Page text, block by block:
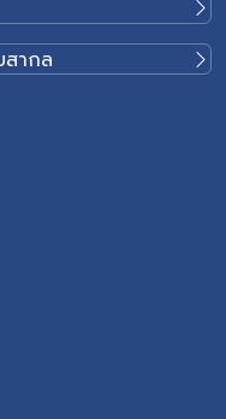
รกซ้อนหลังผ่าตัด ส่งผล
ารปลูกถ่ายไตแบบ
ยหุ่นยนต์ช่วยผ่าตัด
ยาบาลชั้นนำหลาย
ป็นก้าวสำคัญทางการ
กถ่ายไตของโรง
ระสิทธิภาพและ
สากล